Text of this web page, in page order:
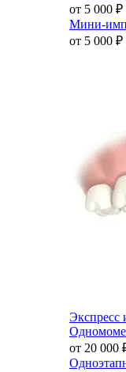
от 5 000 ₽
Мини-
от 5 000 ₽
Экспресс
от 20 000